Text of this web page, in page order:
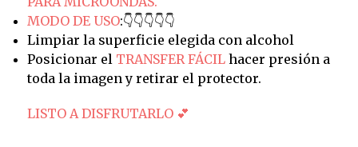
MODO DE USO:👇👇👇👇👇
Limpiar la superficie elegida con alcohol
Posicionar el TRANSFER FÁCILhacer presión a
toda la imagen y retirar el protector.
LISTO A DISFRUTARLO 💕